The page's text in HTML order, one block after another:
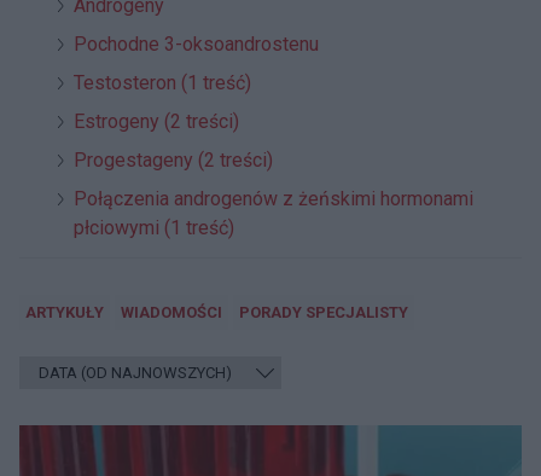
Androgeny
Pochodne 3-oksoandrostenu
Testosteron (1 treść)
Estrogeny (2 treści)
Progestageny (2 treści)
Połączenia androgenów z żeńskimi hormonami
płciowymi (1 treść)
ARTYKUŁY WIADOMOŚCI PORADY SPECJALISTY